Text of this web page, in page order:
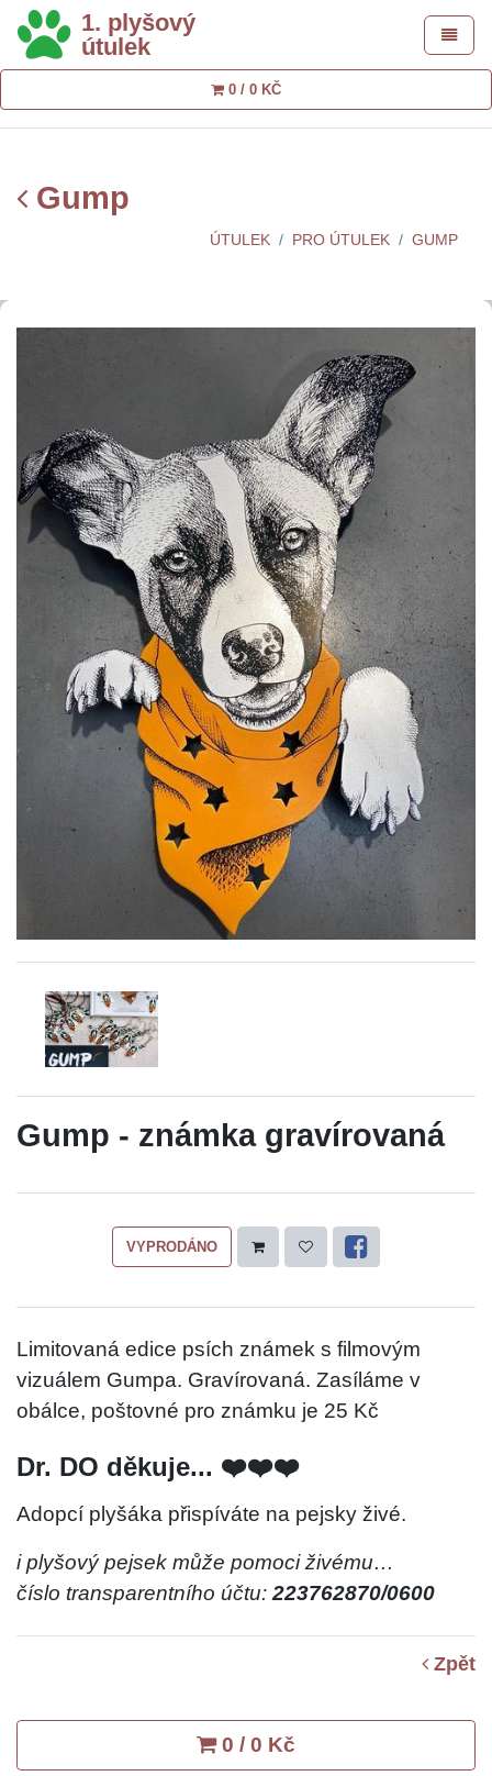
1. plyšový
útulek
Toggle
0 / 0 KČ
Gump
ÚTULEK PRO ÚTULEK GUMP
Gump - známka gravírovaná
VYPRODÁNO
Limitovaná edice psích známek s filmovým
vizuálem Gumpa. Gravírovaná. Zasíláme v
obálce, poštovné pro známku je 25 Kč
Dr. DO děkuje... ❤️❤️❤️
Adopcí plyšáka přispíváte na pejsky živé.
i plyšový pejsek může pomoci živému…
číslo transparentního účtu: 223762870/0600
Zpět
0 / 0 Kč